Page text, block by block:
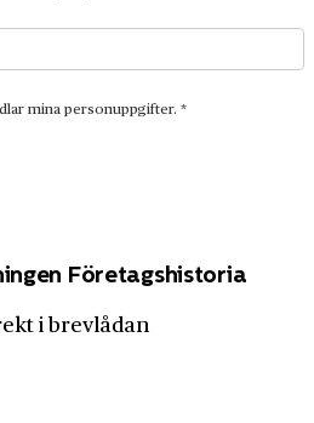
Företagshistoria
i brevlådan